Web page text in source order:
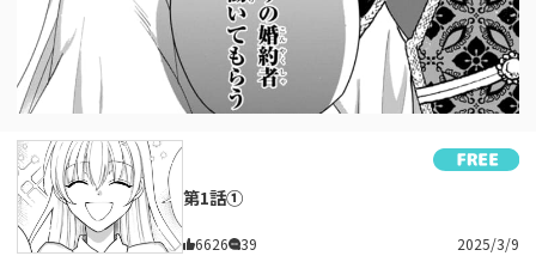
第1話①
6626 39 2025/3/9